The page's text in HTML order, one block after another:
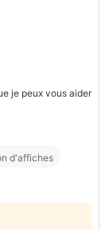
je peux vous aider
d'affiches